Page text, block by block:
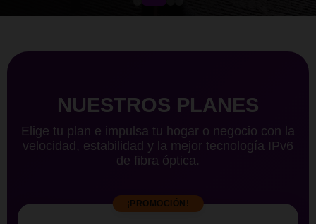
NUESTROS PLANES
Elige tu plan e impulsa tu hogar o negocio con la
velocidad, estabilidad y la mejor tecnología IPv6
de fibra óptica.
¡PROMOCIÓN!